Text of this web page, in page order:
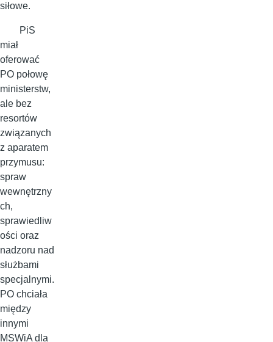
siłowe.
PiS
miał
oferować
PO połowę
ministerstw,
ale bez
resortów
związanych
z aparatem
przymusu:
spraw
wewnętrzny
ch,
sprawiedliw
ości oraz
nadzoru nad
służbami
specjalnymi.
PO chciała
między
innymi
MSWiA dla